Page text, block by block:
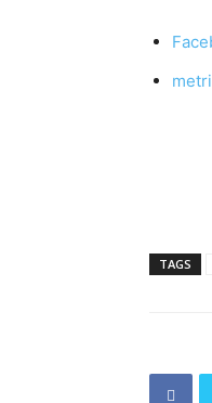
TAGS